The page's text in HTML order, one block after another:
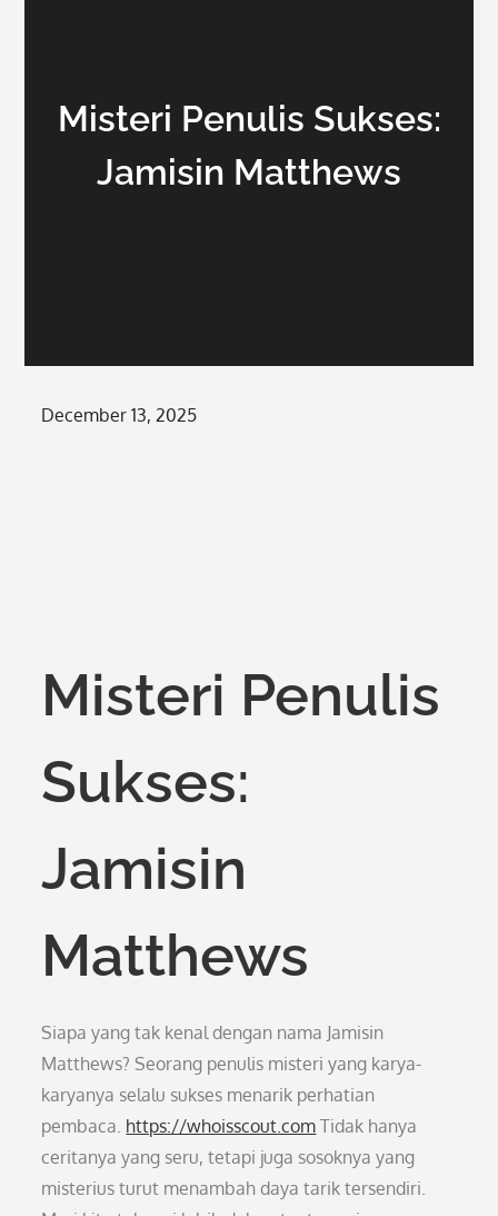
Misteri Penulis Sukses:
Jamisin Matthews
Posted
December 13, 2025
Misteri Penulis
Sukses:
Jamisin
Matthews
Siapa yang tak kenal dengan nama Jamisin
Matthews? Seorang penulis misteri yang karya-
karyanya selalu sukses menarik perhatian
pembaca. https://whoisscout.com Tidak hanya
ceritanya yang seru, tetapi juga sosoknya yang
misterius turut menambah daya tarik tersendiri.